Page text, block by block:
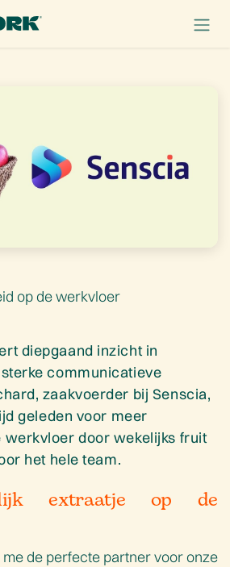
op de werkvloer
diepgaand inzicht in
communicatieve
zaakvoerder bij Senscia,
geleden voor meer
werkvloer door wekelijks fruit
het hele team.
extraatje op de
me de perfecte partner voor onze